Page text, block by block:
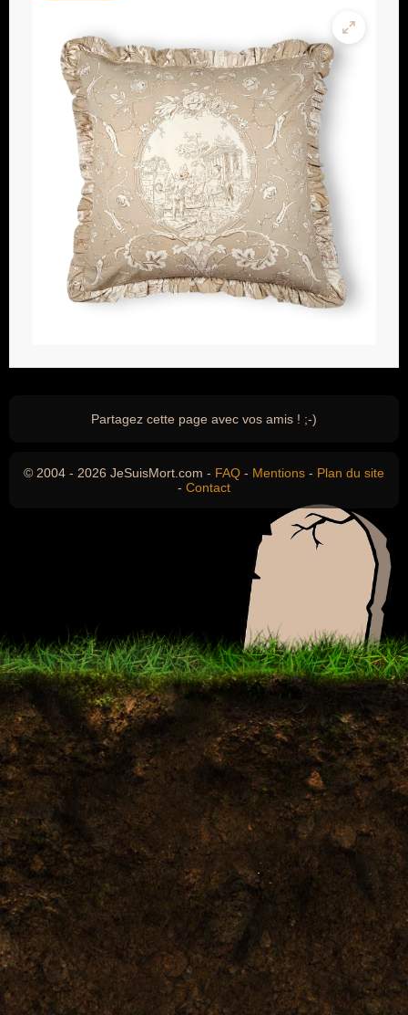
Partagez cette page avec vos amis ! ;-)
© 2004 - 2026 JeSuisMort.com - FAQ - Mentions - Plan du site
- Contact